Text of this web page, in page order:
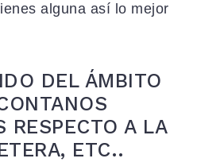
alguna así lo mejor
DEL ÁMBITO
RESPECTO A LA
ETC..